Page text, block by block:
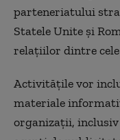
parteneriatului
Statele Unite şi
relaţiilor dintre
Activităţile vor
materiale
organizaţii,